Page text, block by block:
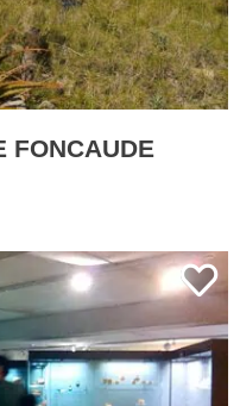
FONCAUDE